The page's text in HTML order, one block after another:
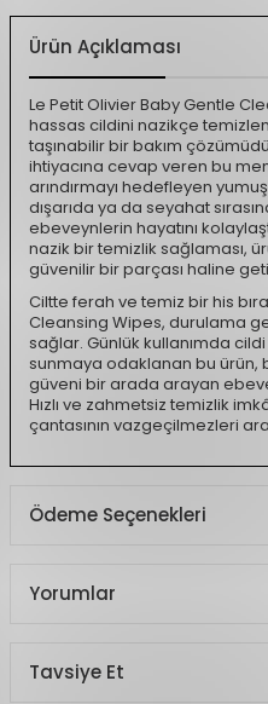
Ürün Açıklaması
Le Petit Olivier Baby Gentle
hassas cildini nazikçe
taşınabilir bir bakım
ihtiyacına cevap veren bu
arındırmayı hedefleyen
dışarıda ya da seyahat
ebeveynlerin hayatını
nazik bir temizlik sağlaması,
güvenilir bir parçası haline
Ciltte ferah ve temiz bir his
Cleansing Wipes, durulama
sağlar. Günlük kullanımda
sunmaya odaklanan bu ürün,
güveni bir arada arayan
Hızlı ve zahmetsiz temizlik
çantasının vazgeçilmezleri
Ödeme Seçenekleri
Yorumlar
Tavsiye Et